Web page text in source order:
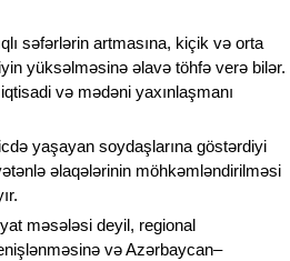
səfərlərin artmasına, kiçik və orta
yüksəlməsinə əlavə töhfə verə bilər.
və mədəni yaxınlaşmanı
yaşayan soydaşlarına göstərdiyi
əlaqələrinin möhkəmləndirilməsi
məsələsi deyil, regional
və Azərbaycan–